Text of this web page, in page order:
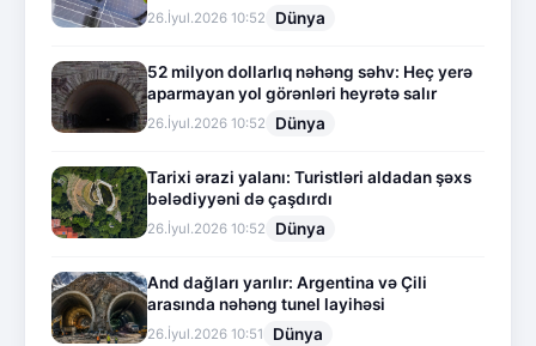
26.İyul.2026 10:52 Dünya
52 milyon dollarlıq nəhəng səhv: Heç yerə
aparmayan yol görənləri heyrətə salır
26.İyul.2026 10:52 Dünya
Tarixi ərazi yalanı: Turistləri aldadan şəxs
bələdiyyəni də çaşdırdı
26.İyul.2026 10:52 Dünya
And dağları yarılır: Argentina və Çili
arasında nəhəng tunel layihəsi
26.İyul.2026 10:51 Dünya